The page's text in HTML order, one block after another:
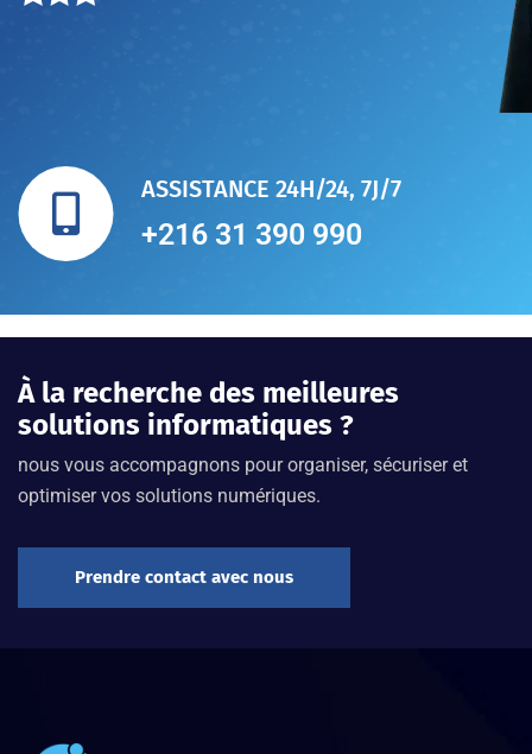
ASSISTANCE 24H/24, 7J/7
+216 31 390 990
À la recherche des meilleures
solutions informatiques ?
nous vous accompagnons pour organiser, sécuriser et
optimiser vos solutions numériques.
Prendre contact avec nous